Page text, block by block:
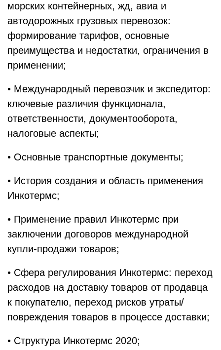
морских контейнерных, жд, авиа и
автодорожных грузовых перевозок:
формирование тарифов, основные
преимущества и недостатки, ограничения в
применении;
• Международный перевозчик и экспедитор:
ключевые различия функционала,
ответственности, документооборота,
налоговые аспекты;
• Основные транспортные документы;
• История создания и область применения
Инкотермс;
• Применение правил Инкотермс при
заключении договоров международной
купли-продажи товаров;
• Сфера регулирования Инкотермс: переход
расходов на доставку товаров от продавца
к покупателю, переход рисков утраты/
повреждения товаров в процессе доставки;
• Структура Инкотермс 2020;